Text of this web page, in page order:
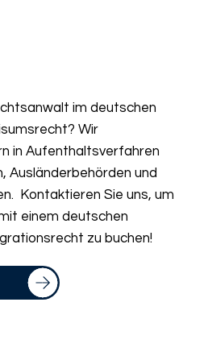
im deutschen
Wir
in Aufenthaltsverfahren
Ausländerbehörden und
Kontaktieren Sie uns, um
einem deutschen
zu buchen!